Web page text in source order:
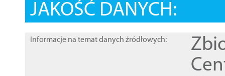
JAKOŚĆ DANYCH:
Informacje na temat danych źródłowych: